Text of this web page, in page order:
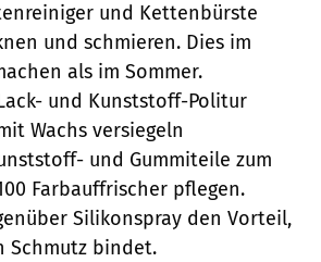
und Kettenbürste
und schmieren. Dies im
als im Sommer.
und Kunststoff-Politur
Wachs versiegeln
und Gummiteile zum
Farbauffrischer pflegen.
Silikonspray den Vorteil,
Schmutz bindet.